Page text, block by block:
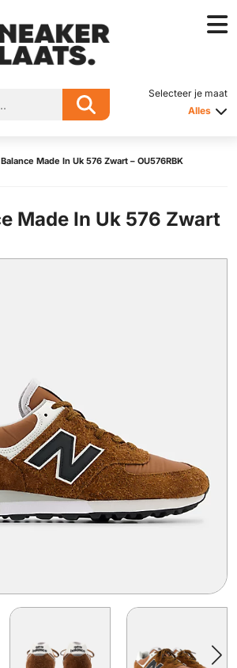
Selecteer je maat
Alles
Made In Uk 576 Zwart – OU576RBK
Made In Uk 576 Zwart